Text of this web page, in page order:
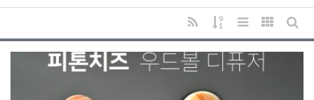
RSS
게시물 정렬
리스트 스타일
갤러리게